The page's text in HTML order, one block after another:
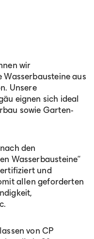
wir
aus
Unsere
eignen sich ideal
sowie Garten-
den
Wasserbausteine“
und
allen geforderten
von CP